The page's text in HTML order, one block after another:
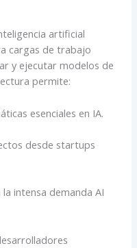
artificial
cargas de trabajo
y ejecutar modelos de
permite:
esenciales en IA.
desde startups
intensa demanda AI